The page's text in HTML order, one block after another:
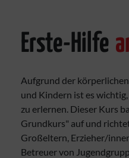
Erste-Hilfe
Aufgrund der
und Kindern ist es
zu erlernen. Dieser Kurs
Grundkurs" auf und
Großeltern, Erzieher/
Betreuer von